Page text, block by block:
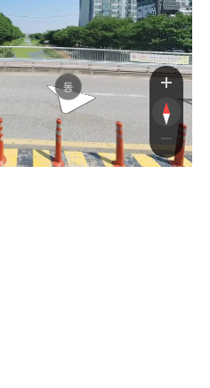
리
리
동